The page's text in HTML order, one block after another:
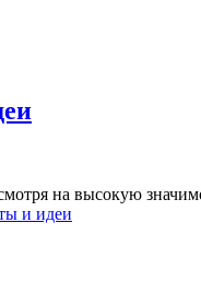
на высокую
и идеи